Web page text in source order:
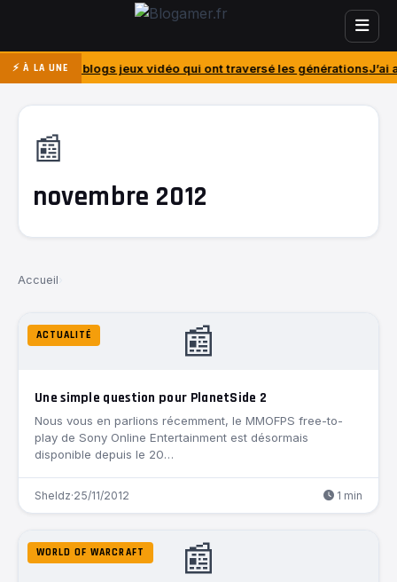
⚡ À LA UNE
blogs jeux vidéo qui ont traversé les générations J’ai acheté le
📰
novembre 2012
Accueil
📰
ACTUALITÉ
Une simple question pour PlanetSide 2
Nous vous en parlions récemment, le MMOFPS free-to-
play de Sony Online Entertainment est désormais
disponible depuis le 20…
Sheldz·25/11/2012 1 min
📰
WORLD OF WARCRAFT